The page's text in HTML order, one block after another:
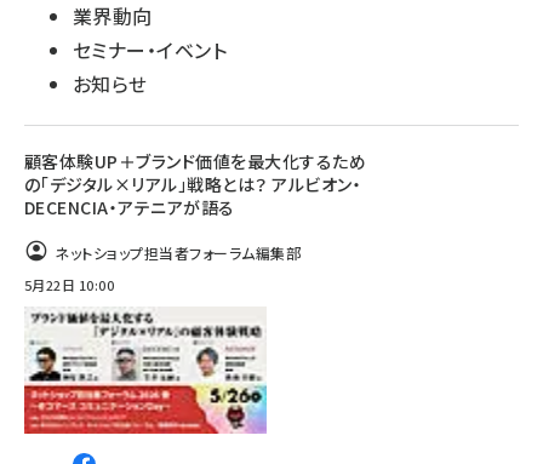
業界動向
セミナー・イベント
お知らせ
顧客体験UP＋ブランド価値を最大化するため
の「デジタル×リアル」戦略とは？ アルビオン・
DECENCIA・アテニアが語る
ネットショップ担当者フォーラム編集部
5月22日 10:00